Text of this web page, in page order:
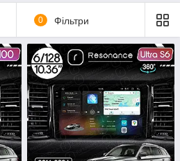
0 Фільтри